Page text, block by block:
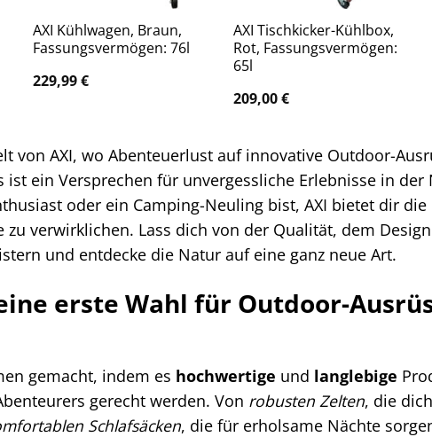
AXI Kühlwagen, Braun,
Fassungsvermögen: 76l
229,99€
AXI Tischkicker-Kühlbox,
Rot, Fassungsvermögen:
65l
209,00€
von AXI, wo Abenteuerlust auf innovative Outdoor-
ist ein Versprechen für unvergessliche Erlebnisse in der
oder ein Camping-Neuling bist, AXI bietet dir
zu verwirklichen. Lass dich von der Qualität, dem
und entdecke die Natur auf eine ganz neue Art.
erste Wahl für Outdoor-
gemacht, indem es hochwertige und langlebige
gerecht werden. Von robusten Zelten, die
Schlafsäcken, die für erholsame Nächte